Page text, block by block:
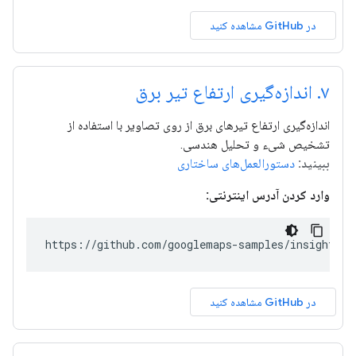
در GitHub مشاهده کنید
۷. اندازه‌گیری ارتفاع تیر برق
اندازه‌گیری ارتفاع تیرهای برق از روی تصاویر با استفاده از
تشخیص شیء و تحلیل هندسی.
ببینید: دستورالعمل‌های ساختاری
وارد کردن آدرس اینترنتی:
https://github.com/googlemaps-samples/insights-
در GitHub مشاهده کنید